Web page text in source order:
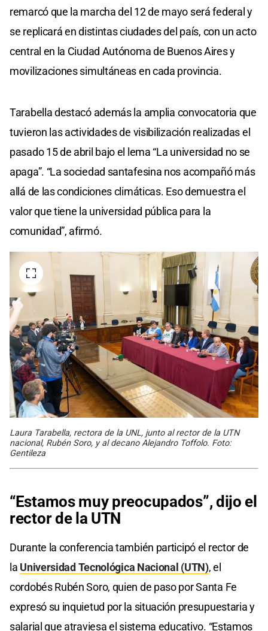
remarcó que la marcha del 12 de mayo será federal y
se replicará en distintas ciudades del país, con un acto
central en la Ciudad Autónoma de Buenos Aires y
movilizaciones simultáneas en cada provincia.
Tarabella destacó además la amplia convocatoria que
tuvieron las actividades de visibilización realizadas el
pasado 15 de abril bajo el lema “La universidad no se
apaga”. “La sociedad santafesina nos acompañó más
allá de las condiciones climáticas. Eso demuestra el
valor que tiene la universidad pública para la
comunidad”, afirmó.
Laura Tarabella, rectora de la UNL, junto al rector de la UTN
nacional, Rubén Soro, y al decano Alejandro Toffolo. Foto:
Gentileza
“Estamos muy preocupados”, dijo el
rector de la UTN
Durante la conferencia también participó el rector de
la Universidad Tecnológica Nacional (UTN), el
cordobés Rubén Soro, quien de paso por Santa Fe
expresó su inquietud por la situación presupuestaria y
salarial que atraviesa el sistema educativo. “Estamos